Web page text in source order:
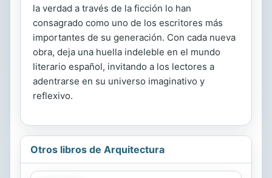
la verdad a través de la ficción lo han
consagrado como uno de los escritores más
importantes de su generación. Con cada nueva
obra, deja una huella indeleble en el mundo
literario español, invitando a los lectores a
adentrarse en su universo imaginativo y
reflexivo.
Otros libros de Arquitectura